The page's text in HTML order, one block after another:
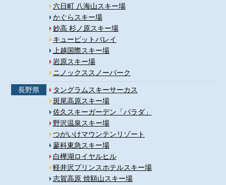
六日町 八海山スキー場
かぐらスキー場
妙高 杉ノ原スキー場
キューピットバレイ
上越国際スキー場
岩原スキー場
ニノックススノーパーク
長野県
タングラムスキーサーカス
斑尾高原スキー場
佐久スキーガーデン「パラダ」
野沢温泉スキー場
つがいけマウンテンリゾート
蓼科東急スキー場
白樺湖ロイヤルヒル
軽井沢プリンスホテルスキー場
志賀高原 焼額山スキー場